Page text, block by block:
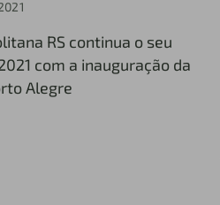
RS continua o seu
com a inauguração da
Alegre